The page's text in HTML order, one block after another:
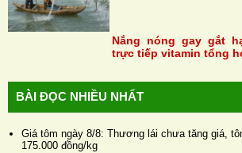
Nắng nóng gay gắt
trực tiếp vitamin tổng
BÀI ĐỌC NHIỀU NHẤT
Giá tôm ngày 8/8: Thương lái chưa tăng giá,
175.000 đồng/kg